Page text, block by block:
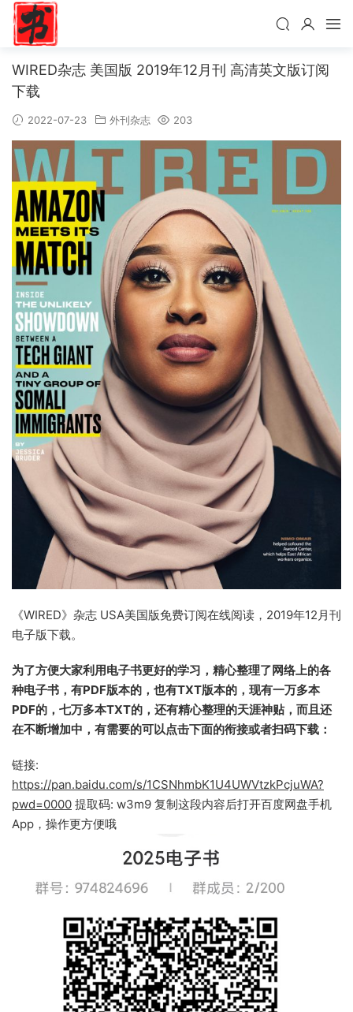
WIRED杂志 美国版 2019年12月刊 高清英文版订阅
下载
2022-07-23 外刊杂志 203
《WIRED》杂志 USA美国版免费订阅在线阅读，2019年12月刊
电子版下载。
为了方便大家利用电子书更好的学习，精心整理了网络上的各
种电子书，有PDF版本的，也有TXT版本的，现有一万多本
PDF的，七万多本TXT的，还有精心整理的天涯神贴，而且还
在不断增加中，有需要的可以点击下面的衔接或者扫码下载：
链接:
https://pan.baidu.com/s/1CSNhmbK1U4UWVtzkPcjuWA?
pwd=0000 提取码: w3m9 复制这段内容后打开百度网盘手机
App，操作更方便哦